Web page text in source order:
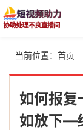
当前位置： 首页
如何报复
如放下—